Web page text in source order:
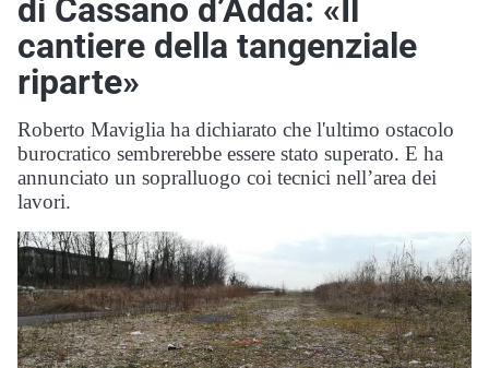
di Cassano d’Adda: «Il
cantiere della tangenziale
riparte»
Roberto Maviglia ha dichiarato che l'ultimo ostacolo
burocratico sembrerebbe essere stato superato. E ha
annunciato un sopralluogo coi tecnici nell’area dei
lavori.